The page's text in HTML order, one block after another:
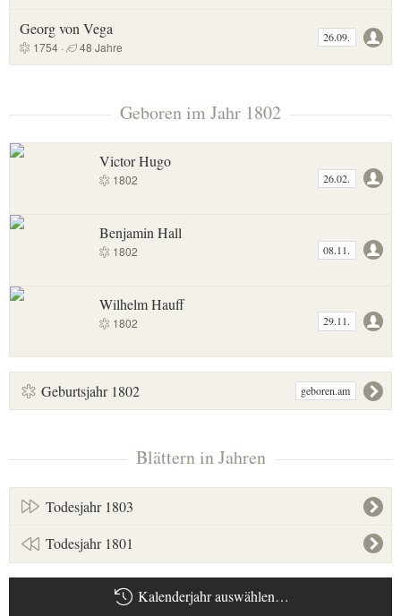
Georg von Vega
1754 · 48 Jahre
26.09.
Geboren im Jahr 1802
Victor Hugo
1802 26.02.
Benjamin Hall
1802 08.11.
Wilhelm Hauff
1802 29.11.
Geburtsjahr 1802 geboren.am
Blättern in Jahren
Todesjahr 1803
Todesjahr 1801
Kalenderjahr auswählen…